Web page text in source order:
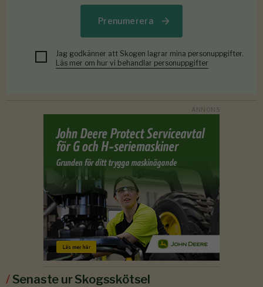
Prenumerera
Jag godkänner att Skogen lagrar mina personuppgifter.
Läs mer om hur vi behandlar personuppgifter
/Senaste ur Skogsskötsel